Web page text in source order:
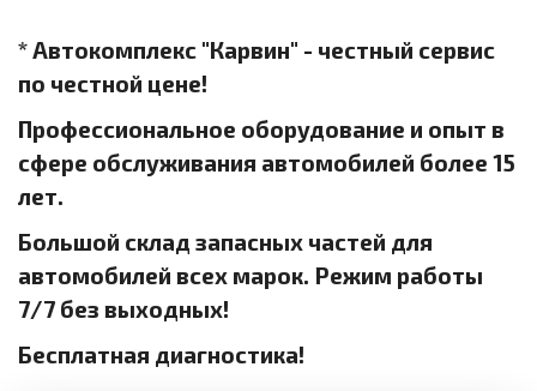
* Автокомплекс "Карвин" - честный сервис
по честной цене!
Профессиональное оборудование и опыт в
сфере обслуживания автомобилей более 15
лет.
Большой склад запасных частей для
автомобилей всех марок. Режим работы
7/7 без выходных!
Бесплатная диагностика!